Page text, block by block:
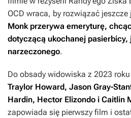
OCD wraca, by rozwiązać
Monk przerywa emeryturę,
dotyczącą ukochanej pasierbicy,
narzeczonego.
Do obsady widowiska z 2023
Traylor Howard, Jason Gray-
Hardin, Hector Elizondo i Caitlin
zapowiada się pierwszy film i